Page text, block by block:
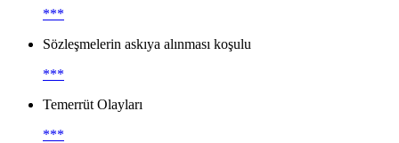
***
Sözleşmelerin askıya alınması koşulu
***
Temerrüt Olayları
***